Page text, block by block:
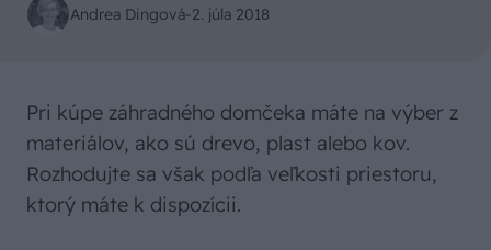
Andrea Dingová-2. júla 2018
Pri kúpe záhradného domčeka máte na výber z
materiálov, ako sú drevo, plast alebo kov.
Rozhodujte sa však podľa veľkosti priestoru,
ktorý máte k dispozícii.